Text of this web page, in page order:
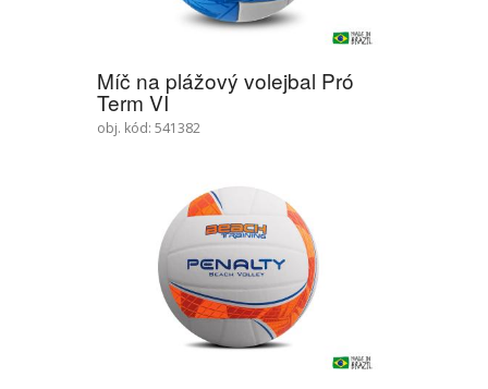
Míč na plážový volejbal Pró
Term VI
obj. kód: 541382